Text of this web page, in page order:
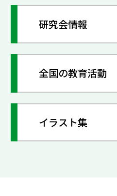
研究会情報
全国の教育活動
イラスト集